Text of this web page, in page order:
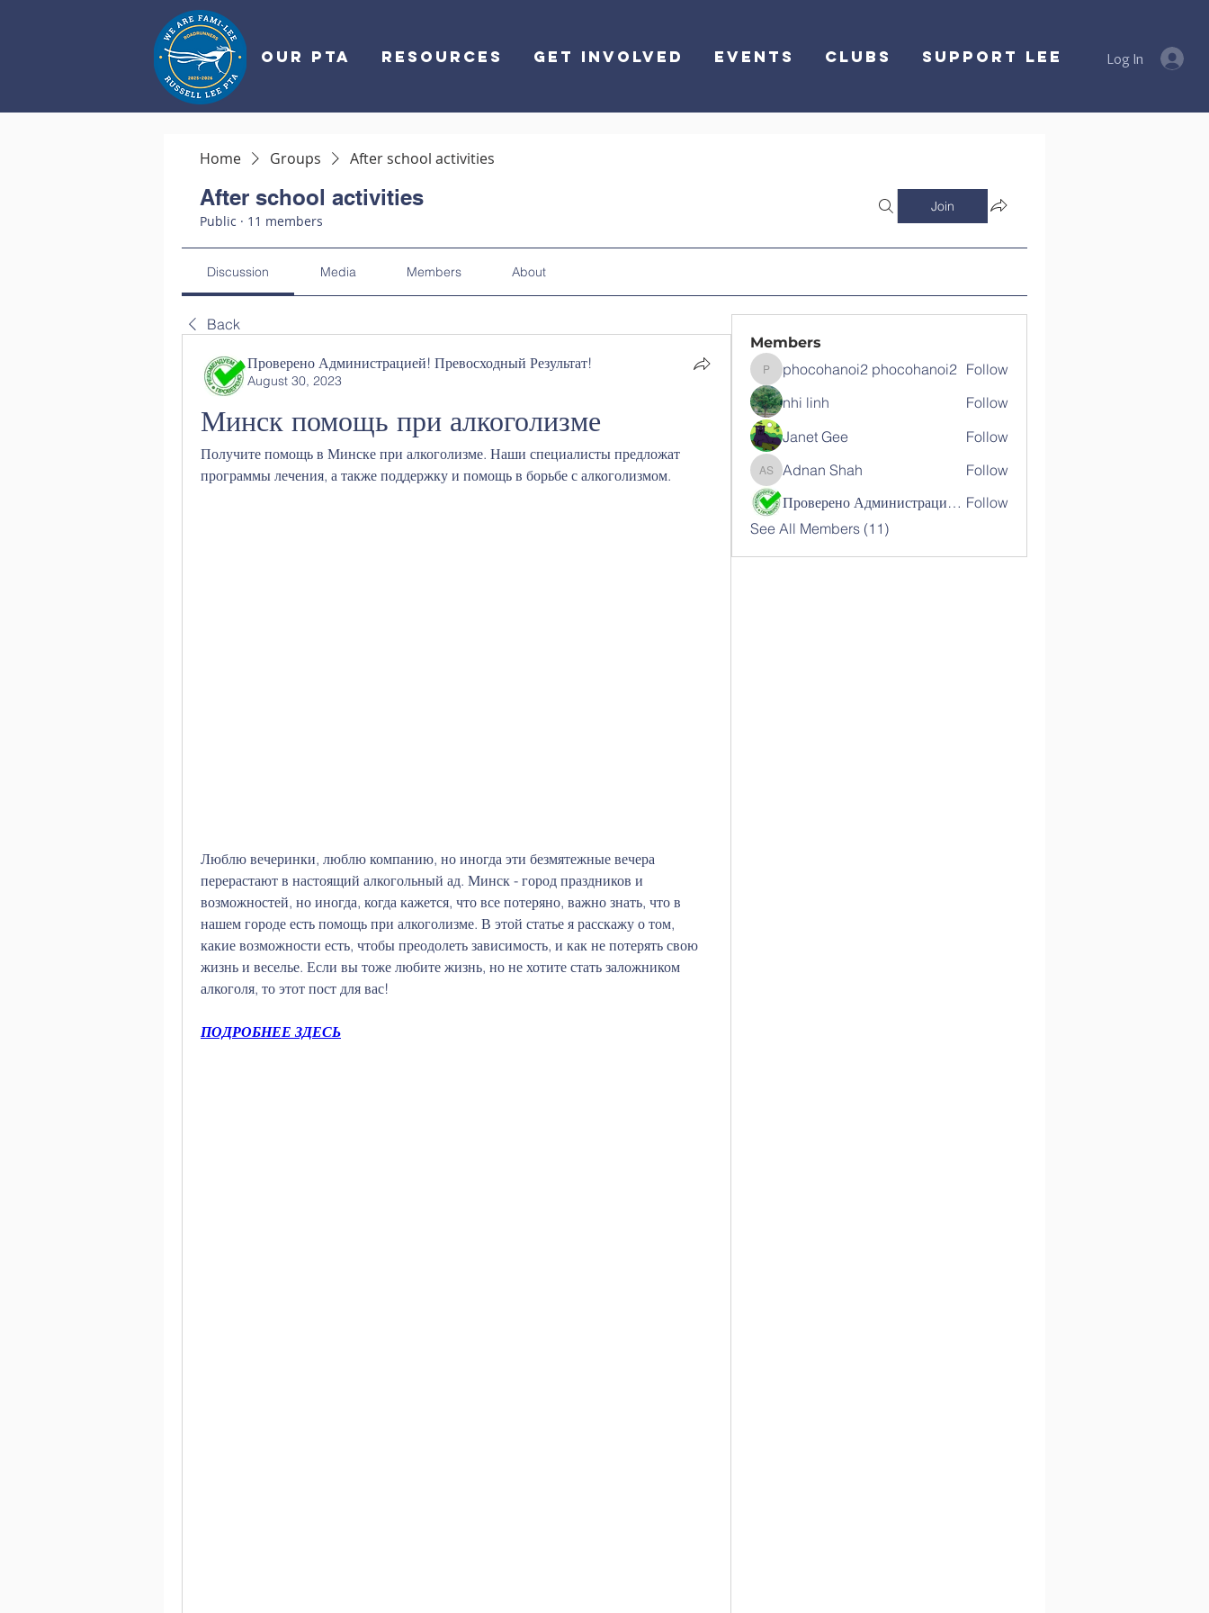
OUR PTA RESOURCES GET INVOLVED EVENTS Clubs SUPPORT LEE Log In
Home Groups After school activities
After school activities
Public · 11 members
Join
Discussion Media Members About
Back
Проверено Администрацией! Превосходный Результат!
August 30, 2023
Минск помощь при алкоголизме
Получите помощь в Минске при алкоголизме. Наши специалисты предложат
программы лечения, а также поддержку и помощь в борьбе с алкоголизмом.
Люблю вечеринки, люблю компанию, но иногда эти безмятежные вечера
перерастают в настоящий алкогольный ад. Минск - город праздников и
возможностей, но иногда, когда кажется, что все потеряно, важно знать, что в
нашем городе есть помощь при алкоголизме. В этой статье я расскажу о том,
какие возможности есть, чтобы преодолеть зависимость, и как не потерять свою
жизнь и веселье. Если вы тоже любите жизнь, но не хотите стать заложником
алкоголя, то этот пост для вас!
ПОДРОБНЕЕ ЗДЕСЬ
Members
phocohanoi2 phocohanoi2
phocohanoi2 phocohanoi2 Follow
nhi linh
Follow
Janet Gee
Follow
Adnan Shah
Adnan Shah
Follow
Проверено Администрацией! Превосходный Результат! Follow
See All Members (11)